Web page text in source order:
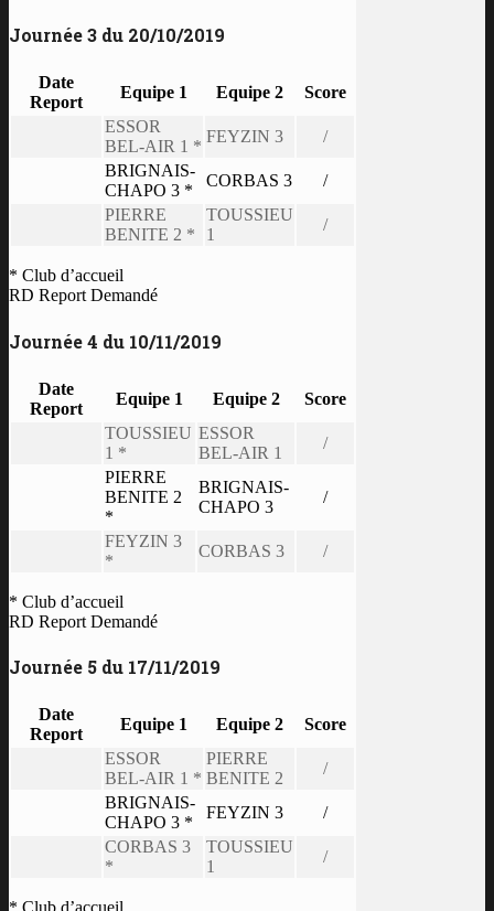
Journée 3 du 20/10/2019
Date
Report
Equipe 1 Equipe 2
Score
ESSOR
BEL-AIR 1 *
FEYZIN 3
/
BRIGNAIS-
CHAPO 3 *
CORBAS 3
/
PIERRE
BENITE 2 *
TOUSSIEU
1
/
* Club d’accueil
RD Report Demandé
Journée 4 du 10/11/2019
Date
Report
Equipe 1 Equipe 2
Score
TOUSSIEU
1 *
ESSOR
BEL-AIR 1
/
PIERRE
BENITE 2
*
BRIGNAIS-
CHAPO 3
/
FEYZIN 3
*
CORBAS 3 /
* Club d’accueil
RD Report Demandé
Journée 5 du 17/11/2019
Date
Report
Equipe 1 Equipe 2
Score
ESSOR
BEL-AIR 1 *
PIERRE
BENITE 2
/
BRIGNAIS-
CHAPO 3 *
FEYZIN 3
/
CORBAS 3
*
TOUSSIEU
1
/